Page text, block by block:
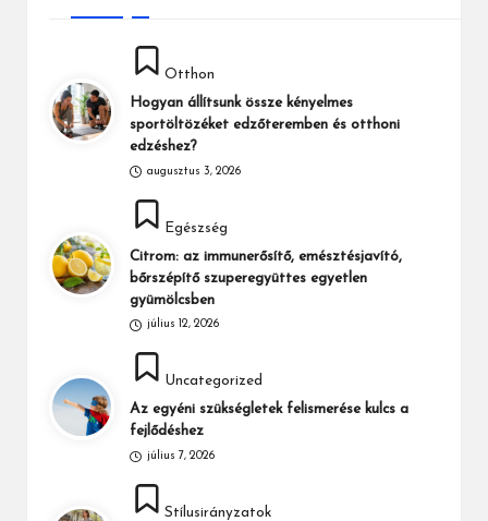
Otthon
Hogyan állítsunk össze kényelmes
sportöltözéket edzőteremben és otthoni
edzéshez?
augusztus 3, 2026
Posted
in
Egészség
Citrom: az immunerősítő, emésztésjavító,
bőrszépítő szuperegyüttes egyetlen
gyümölcsben
július 12, 2026
Uncategorized
Az egyéni szükségletek felismerése kulcs a
fejlődéshez
július 7, 2026
Stílusirányzatok